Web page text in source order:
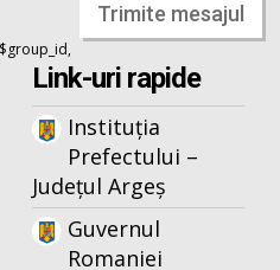
Trimite mesajul
Link-uri rapide
Instituția
Prefectului –
Județul Argeș
Guvernul
Romaniei